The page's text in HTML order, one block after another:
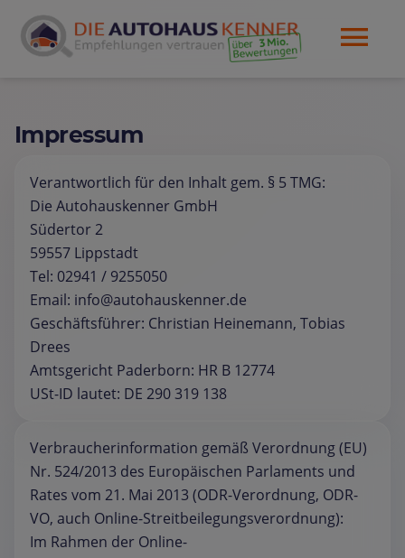
Impressum
Verantwortlich für den Inhalt gem. § 5 TMG:
Die Autohauskenner GmbH
Südertor 2
59557 Lippstadt
Tel: 02941 / 9255050
Email: info@autohauskenner.de
Geschäftsführer: Christian Heinemann, Tobias
Drees
Amtsgericht Paderborn: HR B 12774
USt-ID lautet: DE 290 319 138
Verbraucherinformation gemäß Verordnung (EU)
Nr. 524/2013 des Europäischen Parlaments und
Rates vom 21. Mai 2013 (ODR-Verordnung, ODR-
VO, auch Online-Streitbeilegungsverordnung):
Im Rahmen der Online-